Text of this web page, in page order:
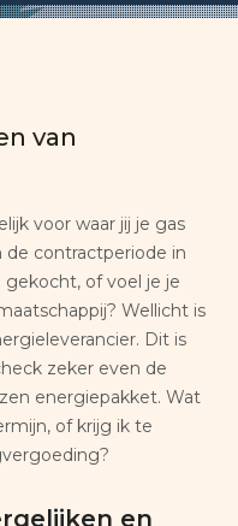
van
voor waar jij je gas
de contractperiode in
of voel je je
Wellicht is
Dit is
zeker even de
energiepakket. Wat
of krijg ik te
en